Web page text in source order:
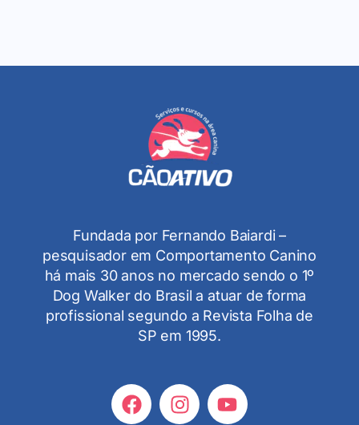
Fundada por Fernando Baiardi –
pesquisador em Comportamento Canino
há mais 30 anos no mercado sendo o 1º
Dog Walker do Brasil a atuar de forma
profissional segundo a Revista Folha de
SP em 1995.